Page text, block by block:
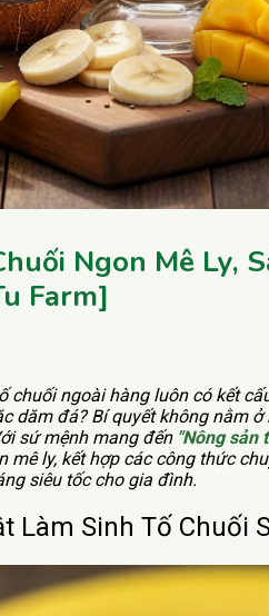
chuối ngoài hàng luôn có kết
dăm đá? Bí quyết không nằm
sứ mệnh mang đến "Nông sản
mê ly, kết hợp các công thức
siêu tốc cho gia đình.
Làm Sinh Tố Chuối
Ngon Mê Ly,
Farm]